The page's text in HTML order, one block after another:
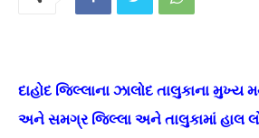
દાહોદ જિલ્લાના ઝાલોદ તાલુકાના મુખ્ય
અને સમગ્ર જિલ્લા અને તાલુકામાં હાલ